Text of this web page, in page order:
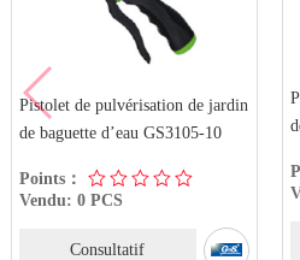
Pistolet de pulvérisation de jardin
de baguette d’eau GS3105-10
Points：
Vendu: 0 PCS
Consultatif